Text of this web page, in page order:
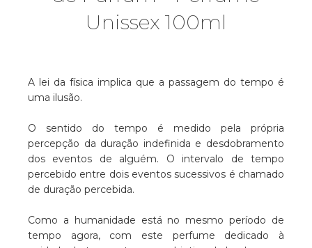
Unissex 100ml
A lei da física implica que a passagem do tempo é
uma ilusão.
O sentido do tempo é medido pela própria
percepção da duração indefinida e desdobramento
dos eventos de alguém. O intervalo de tempo
percebido entre dois eventos sucessivos é chamado
de duração percebida.
Como a humanidade está no mesmo período de
tempo agora, com este perfume dedicado à